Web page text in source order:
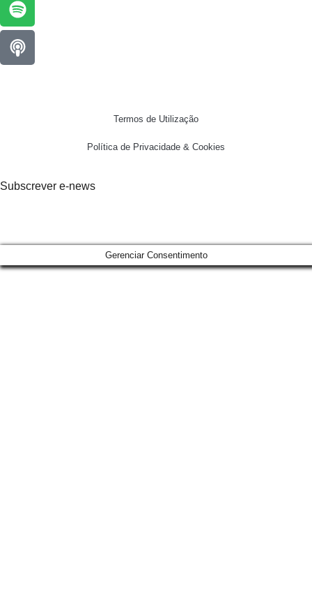
Termos de Utilização
Política de Privacidade & Cookies
Subscrever e-news
Gerenciar Consentimento